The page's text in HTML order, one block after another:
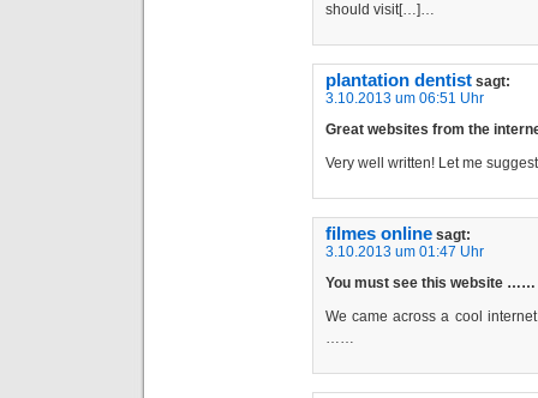
should visit[…]…
plantation dentist sagt:
3.10.2013 um 06:51 Uhr
Great websites from the
Very well written! Let me
filmes online sagt:
3.10.2013 um 01:47 Uhr
You must see this website ……
We came across a cool
……